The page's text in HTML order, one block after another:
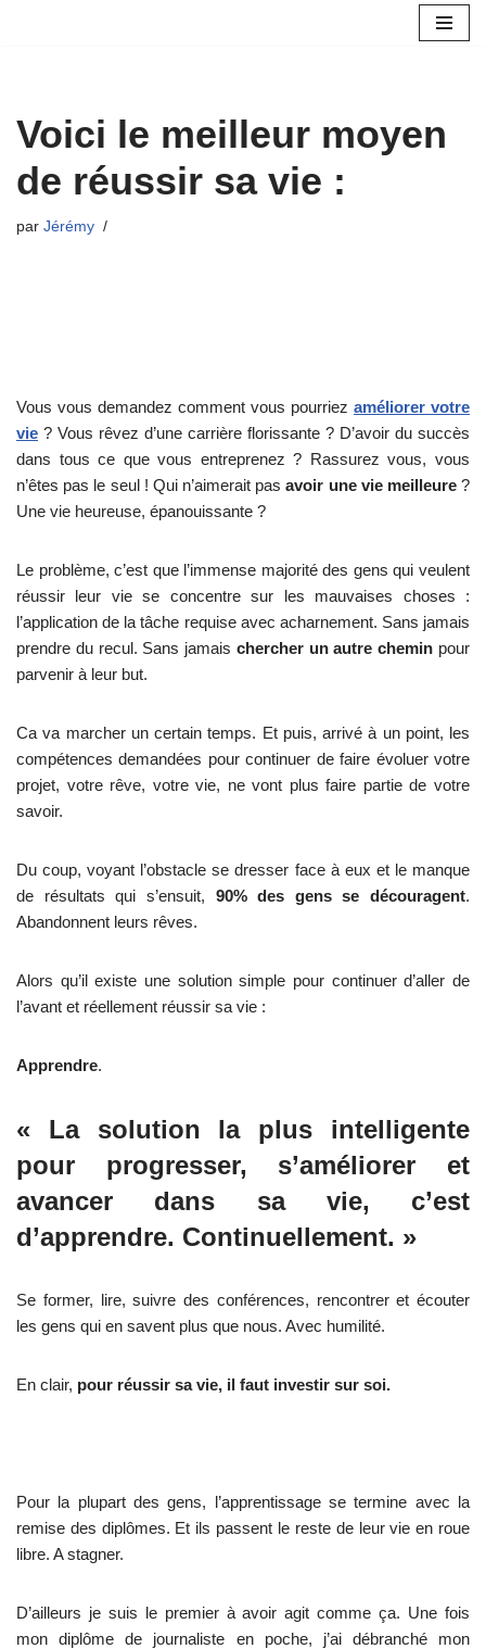
Voici le meilleur moyen
de réussir sa vie :
par Jérémy
Vous vous demandez comment vous pourriez améliorer votre
vie ? Vous rêvez d’une carrière florissante ? D’avoir du succès
dans tous ce que vous entreprenez ? Rassurez vous, vous
n’êtes pas le seul ! Qui n’aimerait pasavoir une vie meilleure?
Une vie heureuse, épanouissante ?
Le problème, c’est que l’immense majorité des gens qui veulent
réussir leur vie se concentre sur les mauvaises choses :
l’application de la tâche requise avec acharnement. Sans jamais
prendre du recul. Sans jamais chercher un autre chemin pour
parvenir à leur but.
Ca va marcher un certain temps. Et puis, arrivé à un point, les
compétences demandées pour continuer de faire évoluer votre
projet, votre rêve, votre vie, ne vont plus faire partie de votre
savoir.
Du coup, voyant l’obstacle se dresser face à eux et le manque
de résultats qui s’ensuit, 90% des gens se découragent.
Abandonnent leurs rêves.
Alors qu’il existe une solution simple pour continuer d’aller de
l’avant et réellement réussir sa vie :
Apprendre.
« La solution la plus intelligente
pour progresser, s’améliorer et
avancer dans sa vie, c’est
d’apprendre. Continuellement. »
Se former, lire, suivre des conférences, rencontrer et écouter
les gens qui en savent plus que nous. Avec humilité.
En clair, pour réussir sa vie, il faut investir sur soi.
Pour la plupart des gens, l’apprentissage se termine avec la
remise des diplômes. Et ils passent le reste de leur vie en roue
libre. A stagner.
D’ailleurs je suis le premier à avoir agit comme ça. Une fois
mon diplôme de journaliste en poche, j’ai débranché mon